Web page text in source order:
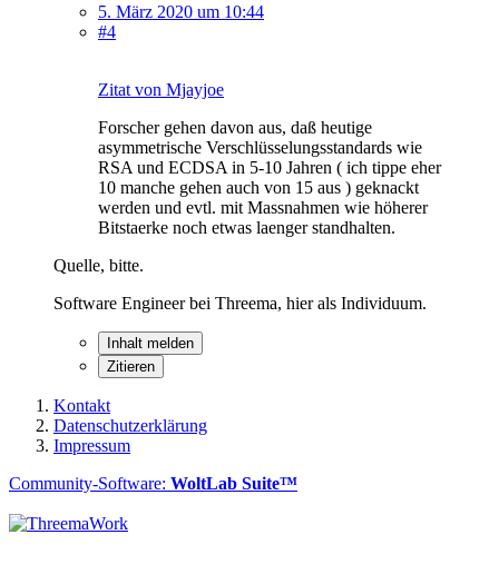
5. März 2020 um 10:44
#4
Zitat von Mjayjoe
Forscher gehen davon aus, daß heutige
asymmetrische Verschlüsselungsstandards wie
RSA und ECDSA in 5-10 Jahren ( ich tippe eher
10 manche gehen auch von 15 aus ) geknackt
werden und evtl. mit Massnahmen wie höherer
Bitstaerke noch etwas laenger standhalten.
Quelle, bitte.
Software Engineer bei Threema, hier als Individuum.
Inhalt melden
Zitieren
Kontakt
Datenschutzerklärung
Impressum
Community-Software: WoltLab Suite™